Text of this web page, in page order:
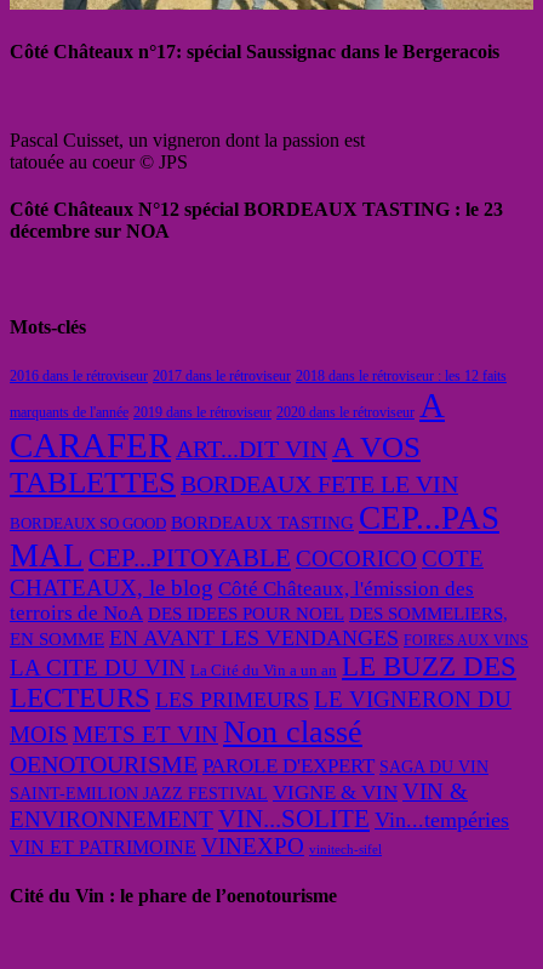
Côté Châteaux n°17: spécial Saussignac dans le Bergeracois
Pascal Cuisset, un vigneron dont la passion est
tatouée au coeur © JPS
Côté Châteaux N°12 spécial BORDEAUX TASTING : le 23
décembre sur NOA
Mots-clés
2016 dans le rétroviseur 2017 dans le rétroviseur 2018 dans le rétroviseur : les 12 faits
marquants de l'année 2019 dans le rétroviseur 2020 dans le rétroviseur A
CARAFER ART...DIT VIN A VOS
TABLETTES BORDEAUX FETE LE VIN
BORDEAUX SO GOOD BORDEAUX TASTING CEP...PAS
MAL CEP...PITOYABLE COCORICO COTE
CHATEAUX, le blog Côté Châteaux, l'émission des
terroirs de NoA DES IDEES POUR NOEL DES SOMMELIERS,
EN SOMME EN AVANT LES VENDANGES FOIRES AUX VINS
LA CITE DU VIN La Cité du Vin a un an LE BUZZ DES
LECTEURS LES PRIMEURS LE VIGNERON DU
MOIS METS ET VIN Non classé
OENOTOURISME PAROLE D'EXPERT SAGA DU VIN
SAINT-EMILION JAZZ FESTIVAL VIGNE & VIN VIN &
ENVIRONNEMENTVIN...SOLITE Vin...tempéries
VIN ET PATRIMOINE VINEXPO vinitech-sifel
Cité du Vin : le phare de l’oenotourisme